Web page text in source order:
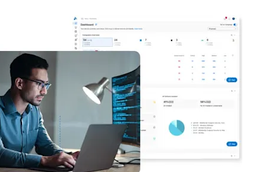
English
Deutsch
Français
Italiano
Nederlands
Português
简体中文